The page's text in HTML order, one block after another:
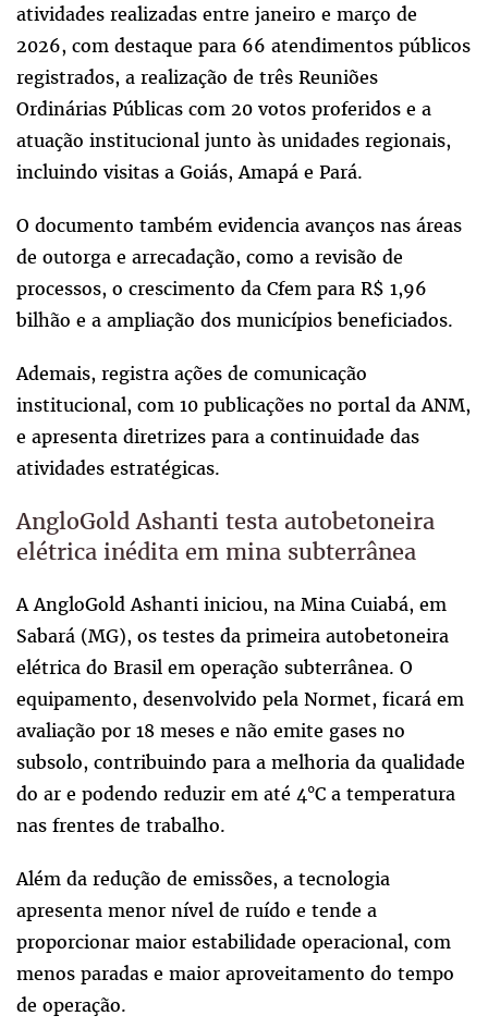
atividades realizadas entre janeiro e março de
2026, com destaque para 66 atendimentos públicos
registrados, a realização de três Reuniões
Ordinárias Públicas com 20 votos proferidos e a
atuação institucional junto às unidades regionais,
incluindo visitas a Goiás, Amapá e Pará.
O documento também evidencia avanços nas áreas
de outorga e arrecadação, como a revisão de
processos, o crescimento da Cfem para R$ 1,96
bilhão e a ampliação dos municípios beneficiados.
Ademais, registra ações de comunicação
institucional, com 10 publicações no portal da ANM,
e apresenta diretrizes para a continuidade das
atividades estratégicas.
AngloGold Ashanti testa autobetoneira
elétrica inédita em mina subterrânea
A AngloGold Ashanti iniciou, na Mina Cuiabá, em
Sabará (MG), os testes da primeira autobetoneira
elétrica do Brasil em operação subterrânea. O
equipamento, desenvolvido pela Normet, ficará em
avaliação por 18 meses e não emite gases no
subsolo, contribuindo para a melhoria da qualidade
do ar e podendo reduzir em até 4°C a temperatura
nas frentes de trabalho.
Além da redução de emissões, a tecnologia
apresenta menor nível de ruído e tende a
proporcionar maior estabilidade operacional, com
menos paradas e maior aproveitamento do tempo
de operação.